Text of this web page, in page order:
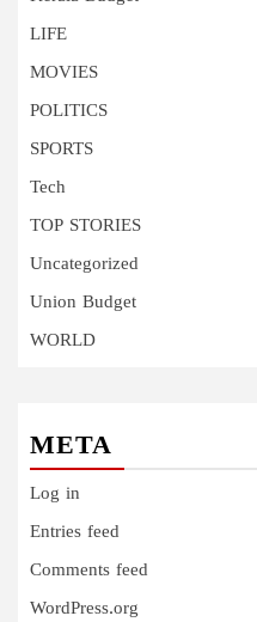
LIFE
MOVIES
POLITICS
SPORTS
Tech
TOP STORIES
Uncategorized
Union Budget
WORLD
META
Log in
Entries feed
Comments feed
WordPress.org